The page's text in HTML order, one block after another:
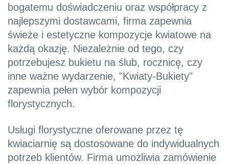
bogatemu doświadczeniu oraz współpracy z
najlepszymi dostawcami, firma zapewnia
świeże i estetyczne kompozycje kwiatowe na
każdą okazję. Niezależnie od tego, czy
potrzebujesz bukietu na ślub, rocznicę, czy
inne ważne wydarzenie, "Kwiaty-Bukiety"
zapewnia pełen wybór kompozycji
florystycznych.
Usługi florystyczne oferowane przez tę
kwiaciarnię są dostosowane do indywidualnych
potrzeb klientów. Firma umożliwia zamówienie